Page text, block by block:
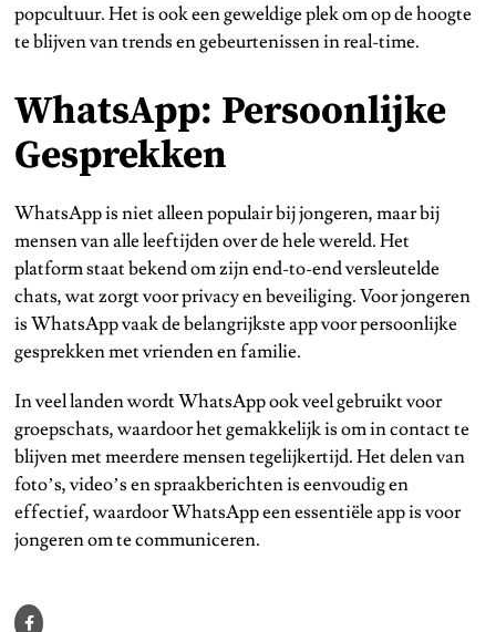
popcultuur. Het is ook een geweldige plek om op de hoogte
te blijven van trends en gebeurtenissen in real-time.
WhatsApp: Persoonlijke
Gesprekken
WhatsApp is niet alleen populair bij jongeren, maar bij
mensen van alle leeftijden over de hele wereld. Het
platform staat bekend om zijn end-to-end versleutelde
chats, wat zorgt voor privacy en beveiliging. Voor jongeren
is WhatsApp vaak de belangrijkste app voor persoonlijke
gesprekken met vrienden en familie.
In veel landen wordt WhatsApp ook veel gebruikt voor
groepschats, waardoor het gemakkelijk is om in contact te
blijven met meerdere mensen tegelijkertijd. Het delen van
foto’s, video’s en spraakberichten is eenvoudig en
effectief, waardoor WhatsApp een essentiële app is voor
jongeren om te communiceren.